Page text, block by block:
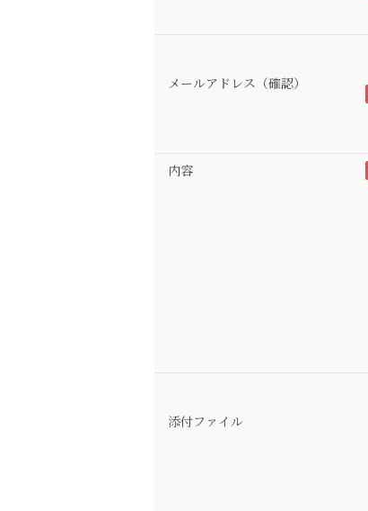
メールアドレス（確認）
内容
添付ファイル